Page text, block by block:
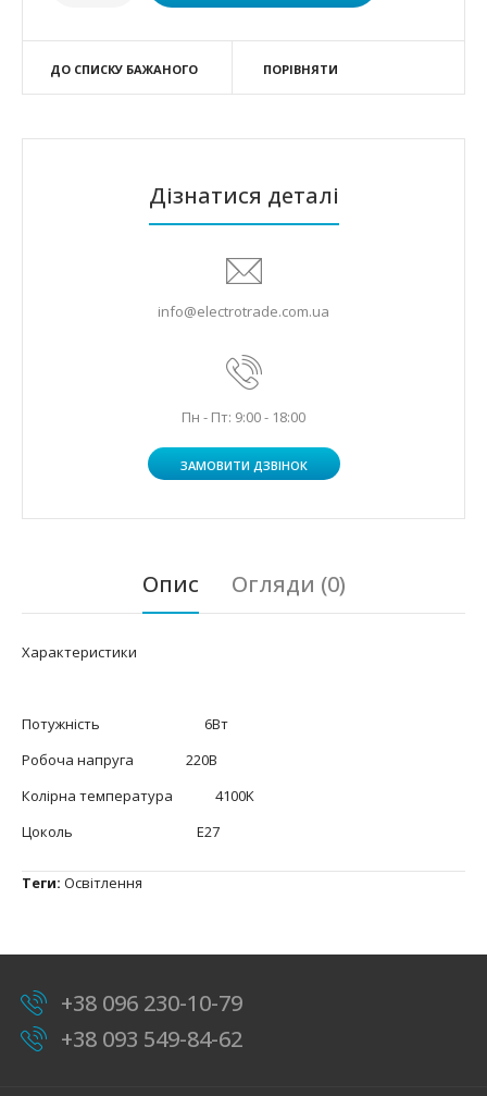
ДО СПИСКУ БАЖАНОГО ПОРІВНЯТИ
Дізнатися деталі
info@electrotrade.com.ua
Пн - Пт: 9:00 - 18:00
ЗАМОВИТИ ДЗВІНОК
Опис Огляди (0)
Характеристики
Потужність 6Вт
Робоча напруга 220В
Колірна температура 4100K
Цоколь
E27
Теги: Освітлення
+38 096 230-10-79
+38 093 549-84-62